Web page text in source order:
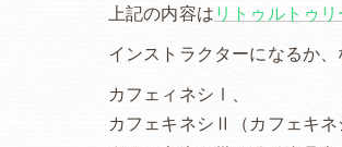
上記の内容はリトゥルトゥ
インストラクターになるか
カフェィネシⅠ、
カフェキネシⅡ（カフェキネ